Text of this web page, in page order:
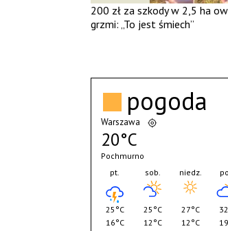
200 zł za szkody w 2,5 ha
grzmi: „To jest śmiech”
pogoda
Warszawa
20°C
Pochmurno
pt.
25°C
16°C
sob.
25°C
12°C
niedz.
27°C
12°C